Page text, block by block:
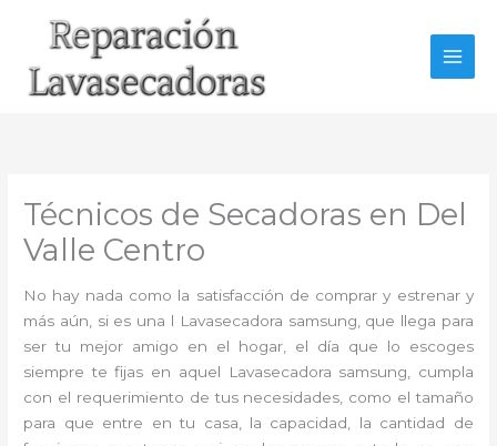
Técnicos de Secadoras en Del
Valle Centro
No hay nada como la satisfacción de comprar y estrenar y
más aún, si es una l Lavasecadora samsung, que llega para
ser tu mejor amigo en el hogar, el día que lo escoges
siempre te fijas en aquel Lavasecadora samsung, cumpla
con el requerimiento de tus necesidades, como el tamaño
para que entre en tu casa, la capacidad, la cantidad de